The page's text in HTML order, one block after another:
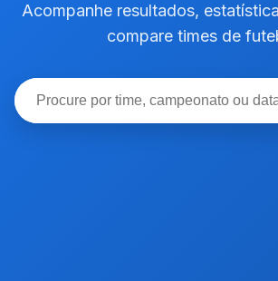
Acompanhe resultados,
compare times de